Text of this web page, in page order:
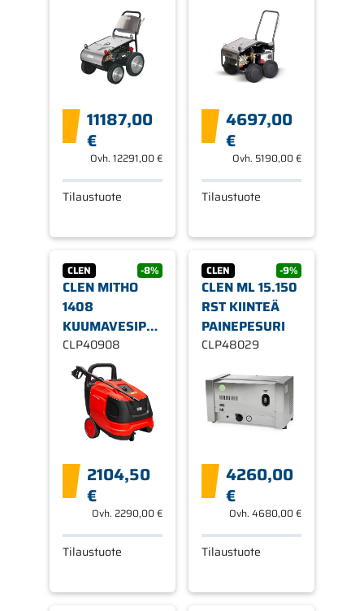
11187,00
€
Ovh. 12291,00 €
Tilaustuote
4697,00
€
Ovh. 5190,00 €
Tilaustuote
CLEN -8%
CLEN MITHO
1408
KUUMAVESIPESURI
230V
CLP40908
2104,50
€
Ovh. 2290,00 €
Tilaustuote
CLEN -9%
CLEN ML 15.150
RST KIINTEÄ
PAINEPESURI
CLP48029
4260,00
€
Ovh.4680,00 €
Tilaustuote